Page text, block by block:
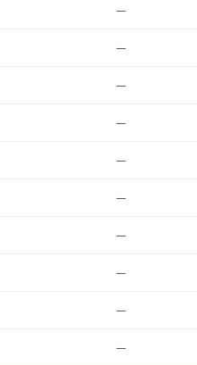
—
—
—
—
—
—
—
—
—
—